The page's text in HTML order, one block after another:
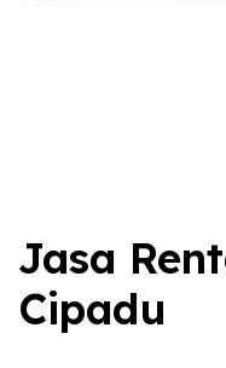
Jasa
Cipadu